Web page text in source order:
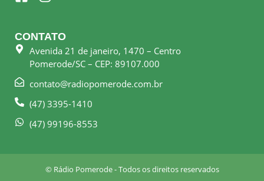
e
b
o
k
s
q
a
t
a
g
r
a
m
CONTATO
Avenida 21 de janeiro, 1470 – Centro
Pomerode/SC – CEP: 89107.000
contato@radiopomerode.com.br
(47) 3395-1410
(47) 99196-8553
© Rádio Pomerode - Todos os direitos reservados